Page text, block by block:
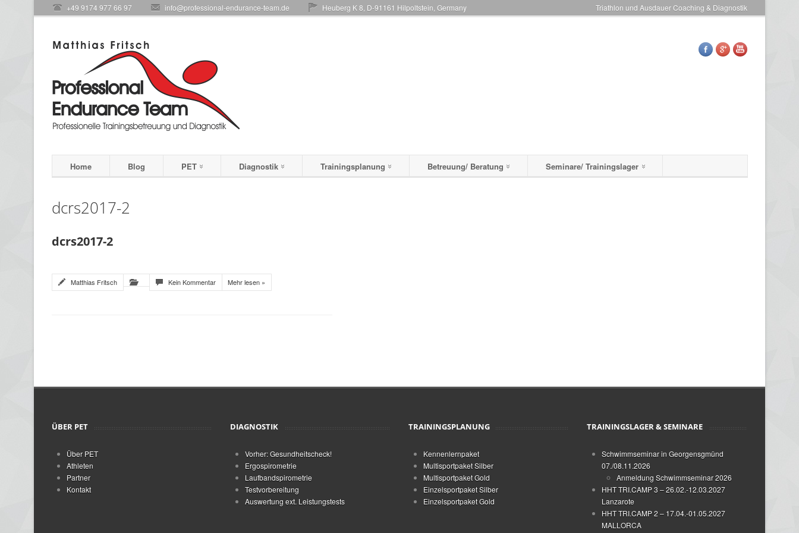
+49 9174 977 66 97 info@professional-endurance-team.de Heuberg K 8, D-91161 Hilpoltstein, Germany Triathlon und Ausdauer Coaching & Diagnostik
Home Blog PET Diagnostik Trainingsplanung Betreuung/ Beratung Seminare/ Trainingslager
dcrs2017-2
dcrs2017-2
Matthias Fritsch Kein Kommentar Mehr lesen »
ÜBER PET
Über PET
Athleten
Partner
Kontakt
DIAGNOSTIK
Vorher: Gesundheitscheck!
Ergospirometrie
Laufbandspirometrie
Testvorbereitung
Auswertung ext. Leistungstests
TRAININGSPLANUNG
Kennenlernpaket
Multisportpaket Silber
Multisportpaket Gold
Einzelsportpaket Silber
Einzelsportpaket Gold
TRAININGSLAGER & SEMINARE
Schwimmseminar in Georgensgmünd
07./08.11.2026
Anmeldung Schwimmseminar 2026
HHT TRI.CAMP 3 – 26.02.-12.03.2027
Lanzarote
HHT TRI.CAMP 2 – 17.04.-01.05.2027
MALLORCA